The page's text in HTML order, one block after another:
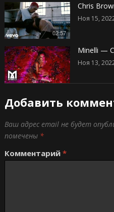
02:57
Chris
Ноя 15,
Minelli —
Ноя 13,
Добавить
Ваш адрес email не будет
помечены *
Комментарий *